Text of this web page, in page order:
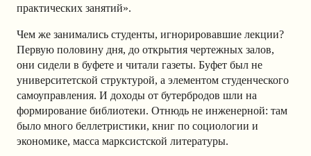
практических занятий».
Чем же занимались студенты, игнорировавшие лекции?
Первую половину дня, до открытия чертежных залов,
они сидели в буфете и читали газеты. Буфет был не
университетской структурой, а элементом студенческого
самоуправления. И доходы от бутербродов шли на
формирование библиотеки. Отнюдь не инженерной: там
было много беллетристики, книг по социологии и
экономике, масса марксистской литературы.